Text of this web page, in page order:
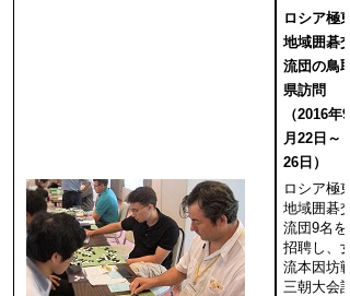
ロシア極東
地域囲碁交
流団の鳥取
県訪問
（2016年9
月22日～
26日）
ロシア極東
地域囲碁交
流団9名を
招聘し、女
流本因坊戦
三朝大会記